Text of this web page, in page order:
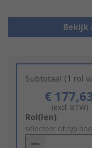
Bekijk
Subtotaal (1 rol
€
(excl. BTW)
Add
to
Basket
Rol(len)
selecteer of typ